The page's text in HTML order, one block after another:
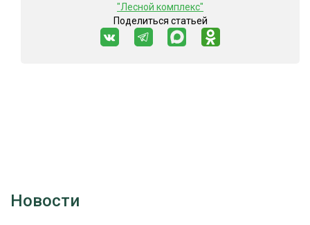
"Лесной комплекс"
Поделиться статьей
Новости